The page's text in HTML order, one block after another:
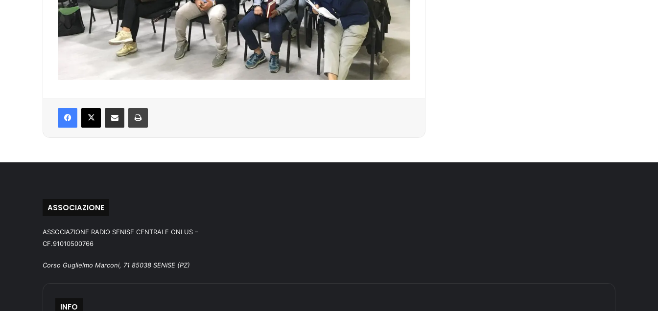
ASSOCIAZIONE
ASSOCIAZIONE RADIO SENISE CENTRALE ONLUS –
CF.91010500766
Corso Guglielmo Marconi, 71 85038 SENISE (PZ)
INFO